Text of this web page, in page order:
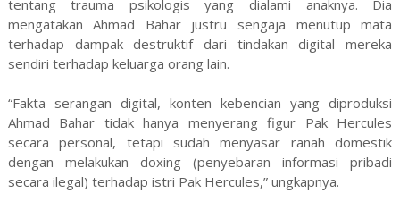
tentang trauma psikologis yang dialami anaknya. Dia
mengatakan Ahmad Bahar justru sengaja menutup mata
terhadap dampak destruktif dari tindakan digital mereka
sendiri terhadap keluarga orang lain.
“Fakta serangan digital, konten kebencian yang diproduksi
Ahmad Bahar tidak hanya menyerang figur Pak Hercules
secara personal, tetapi sudah menyasar ranah domestik
dengan melakukan doxing (penyebaran informasi pribadi
secara ilegal) terhadap istri Pak Hercules,” ungkapnya.